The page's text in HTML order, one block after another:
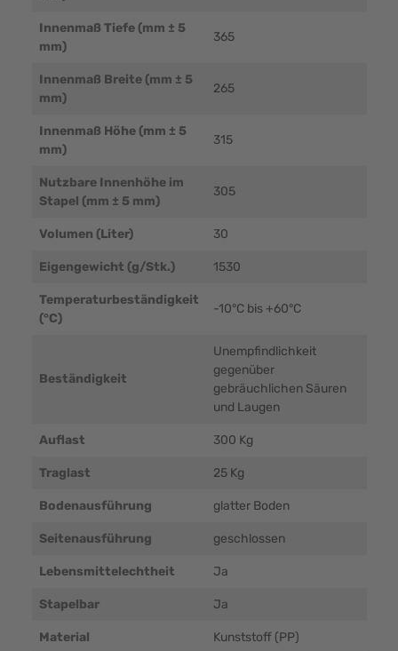
Innenmaß Tiefe (mm ± 5
mm)
365
Innenmaß Breite (mm ± 5
mm)
265
Innenmaß Höhe (mm ± 5
mm)
315
Nutzbare Innenhöhe im
Stapel (mm ± 5 mm)
305
Volumen (Liter) 30
Eigengewicht (g/Stk.) 1530
Temperaturbeständigkeit
(°C)
-10°C bis +60°C
Beständigkeit
Unempfindlichkeit
gegenüber
gebräuchlichen Säuren
und Laugen
Auflast 300 Kg
Traglast 25 Kg
Bodenausführung glatter Boden
Seitenausführung geschlossen
Lebensmittelechtheit Ja
Stapelbar Ja
Material Kunststoff (PP)